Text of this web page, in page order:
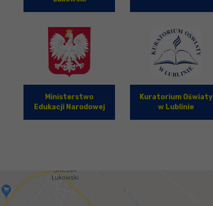
Ministerstwo
Edukacji Narodowej
Kuratorium Oświaty
w Lublinie